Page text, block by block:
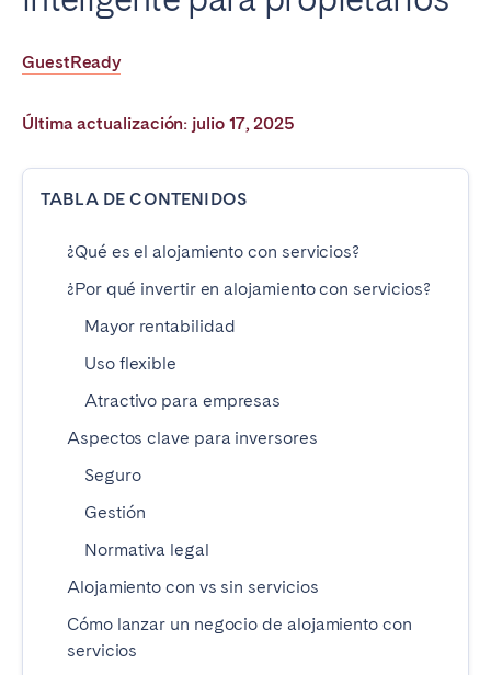
GuestReady
Última actualización: julio 17, 2025
TABLA DE CONTENIDOS
¿Qué es el alojamiento con servicios?
¿Por qué invertir en alojamiento con servicios?
Mayor rentabilidad
Uso flexible
Atractivo para empresas
Aspectos clave para inversores
Seguro
Gestión
Normativa legal
Alojamiento con vs sin servicios
Cómo lanzar un negocio de alojamiento con
servicios
Poitiers
Réunion
Strasbourg
Dublin
SAUDI ARABIA
ESPAÑA
Alicante
Barcelona
Benidorm
Marbella
San Sebastián
Zaragoza
ANDALUCÍA